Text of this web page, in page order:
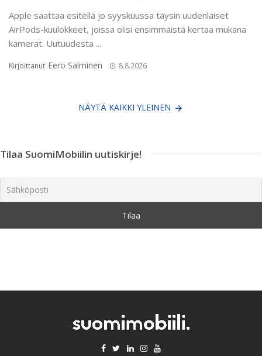
Apple saattaa esitellä jo syyskuussa täysin uudenlaiset
AirPods-kuulokkeet, joissa olisi ensimmäistä kertaa mukana
kamerat. Uutuudesta ...
Kirjoittanut Eero Salminen 8.8.2026
NÄYTÄ KAIKKI YLEINEN
Tilaa SuomiMobiilin uutiskirje!